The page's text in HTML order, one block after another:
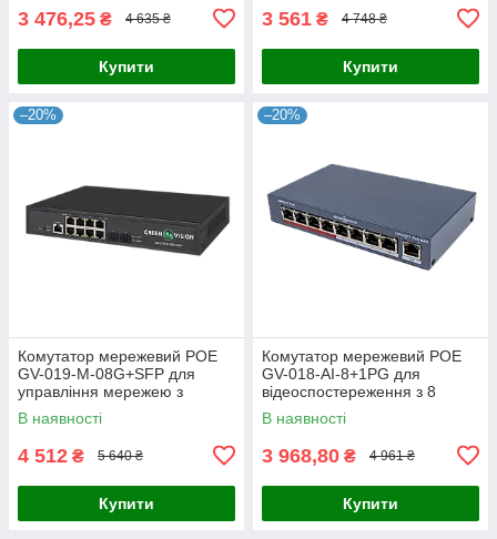
3 476,25 ₴ 4 635 ₴
Купити
3 561 ₴ 4 748 ₴
Купити
–20%
Комутатор мережевий POE
GV-019-M-08G+SFP для
управління мережею з
підтримкою PoE та оптичним
підключенням
В наявності
4 512 ₴ 5 640 ₴
Купити
–20%
Комутатор мережевий POE
GV-018-AI-8+1PG для
відеоспостереження з 8
портами 10/100 Mbit та
підтримкою живлення на
В наявності
3 968,80 ₴ 4 961 ₴
Купити